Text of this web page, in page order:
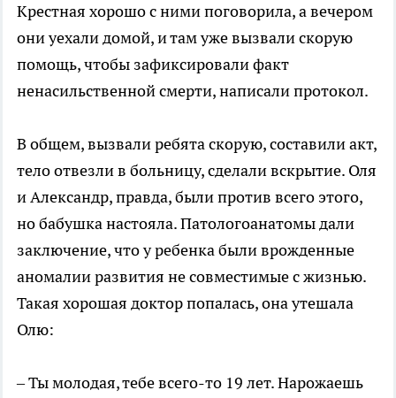
Крестная хорошо с ними поговорила, а вечером
они уехали домой, и там уже вызвали скорую
помощь, чтобы зафиксировали факт
ненасильственной смерти, написали протокол.
В общем, вызвали ребята скорую, составили акт,
тело отвезли в больницу, сделали вскрытие. Оля
и Александр, правда, были против всего этого,
но бабушка настояла. Патологоанатомы дали
заключение, что у ребенка были врожденные
аномалии развития не совместимые с жизнью.
Такая хорошая доктор попалась, она утешала
Олю:
– Ты молодая, тебе всего-то 19 лет. Нарожаешь